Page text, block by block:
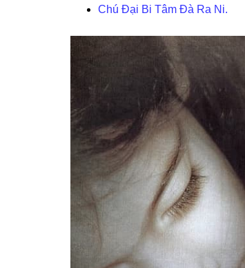
Chú Đại Bi Tâm Đà Ra Ni.